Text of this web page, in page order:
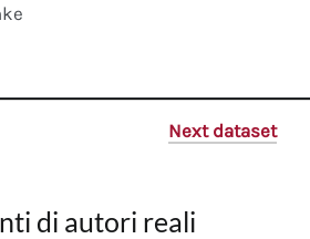
Next dataset
di autori reali